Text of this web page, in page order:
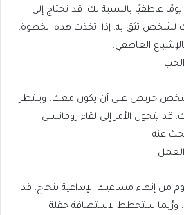
عاطفيًا بالنسبة لك. قد تحتاج إلى
تثق به. إذا اتخذت هذه الخطوة،
العاطفي.
حريص على أن يكون معك، وينتظر
قد يتحول الأمر إلى لقاء رومانسي
عنه.
من إنهاء مساعيك الإبداعية بنجاح. قد
ورُبما ستخطط لاستضافة حفلة.